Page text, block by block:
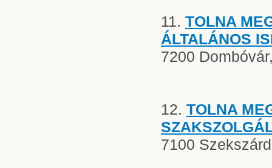
11. TOLNA
ÁLTALÁNOS
7200
12. TOLNA
7100